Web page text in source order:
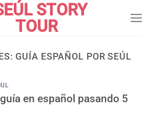
GUÍA ESPAÑOL POR SEÚL
en español pasando 5